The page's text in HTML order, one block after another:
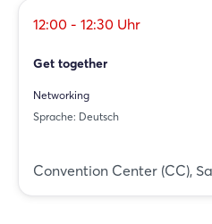
12:00 - 12:30 Uhr
Get together
Networking
Sprache: Deutsch
Convention Center (CC),